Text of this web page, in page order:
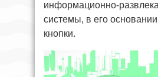
информационно-
системы, в его
кнопки.